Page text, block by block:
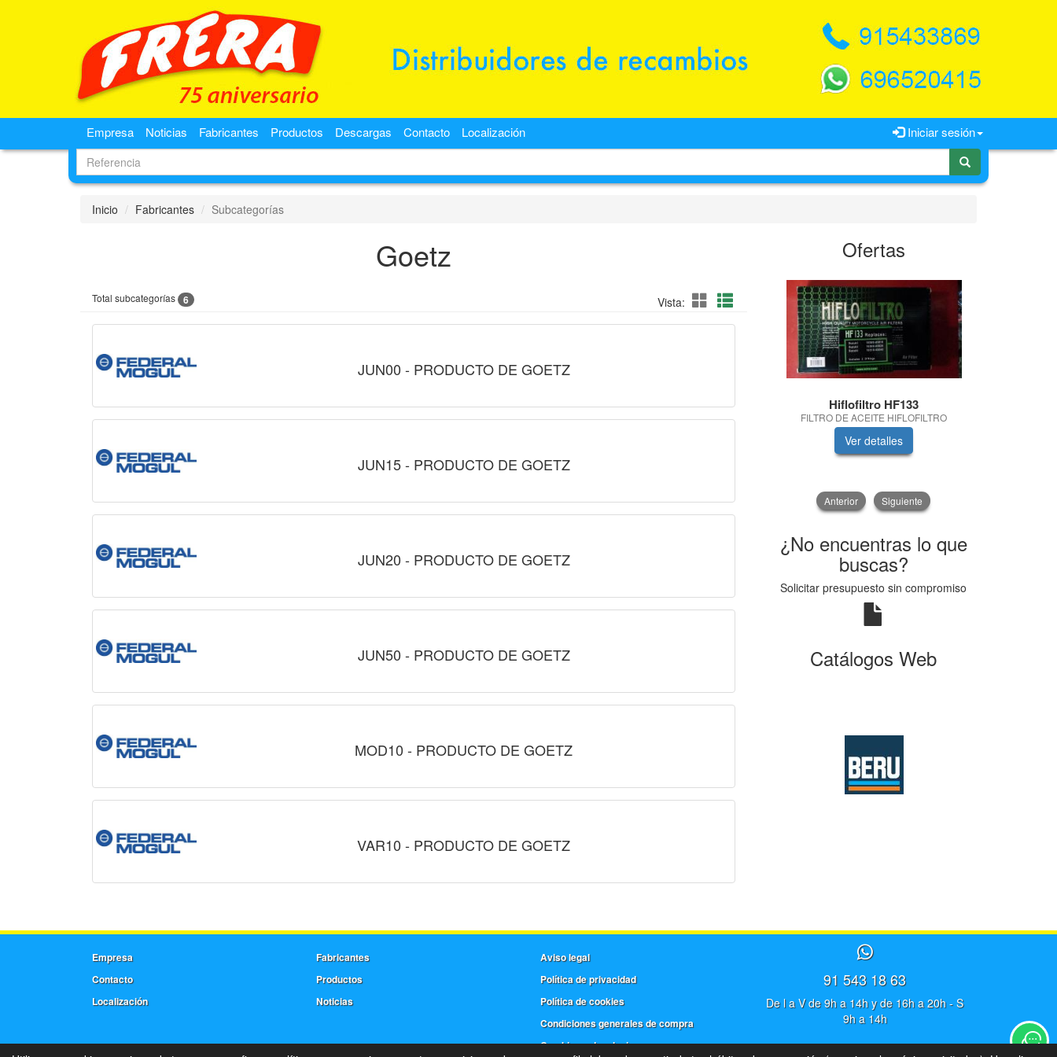
Iniciar sesión
Empresa Noticias Fabricantes Productos Descargas Contacto Localización
Inicio Fabricantes Subcategorías
Goetz
Total subcategorías 6 Vista:
JUN00 - PRODUCTO DE GOETZ
JUN15 - PRODUCTO DE GOETZ
JUN20 - PRODUCTO DE GOETZ
JUN50 - PRODUCTO DE GOETZ
MOD10 - PRODUCTO DE GOETZ
VAR10 - PRODUCTO DE GOETZ
Ofertas
Hiflofiltro HF133
FILTRO DE ACEITE HIFLOFILTRO
Ver detalles
Anterior Siguiente
¿No encuentras lo que
buscas?
Solicitar presupuesto sin compromiso
Catálogos Web
Empresa
Contacto
Localización
Fabricantes
Productos
Noticias
Aviso legal
Política de privacidad
Política de cookies
Condiciones generales de compra
Cambios y devoluciones
91 543 18 63
De l a V de 9h a 14h y de 16h a 20h - S
9h a 14h